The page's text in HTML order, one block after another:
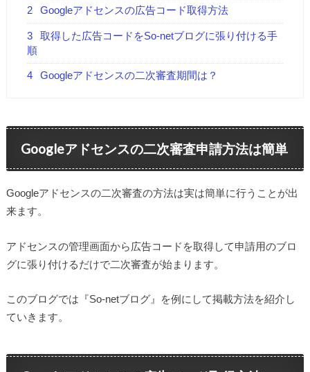
2 Googleアドセンスの広告コード取得方法
3
取得した広告コードをSo-netブログに張り付ける手
順
4 Googleアドセンスの二次審査期間は？
Googleアドセンスの二次審査申請方法は簡単
Googleアドセンスの二次審査の方法は実は簡単に行うことが出
来ます。
アドセンスの管理画面から広告コードを取得して申請用のブロ
グに張り付けるだけで二次審査が始まります。
このブログでは 『So-netブログ』
を例にして掲載方法を紹介し
ていきます。